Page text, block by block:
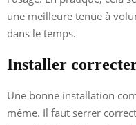
une meilleure tenue à
dans le temps.
Installer
Une bonne installation
même. Il faut serrer